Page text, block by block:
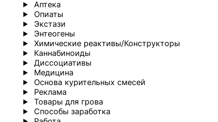
Аптека
Опиаты
Экстази
Энтеогены
Химические реактивы/Конструкторы
Каннабиноиды
Диссоциативы
Медицина
Основа курительных смесей
Реклама
Товары для грова
Способы заработка